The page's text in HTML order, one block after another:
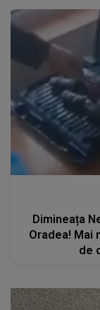
Dimineața
Oradea! Mai
de